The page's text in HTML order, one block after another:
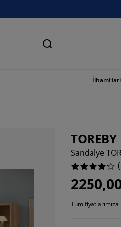
Ara
İlham
TOREBY
Sandalye
(
Tüm
15.606242496998798%